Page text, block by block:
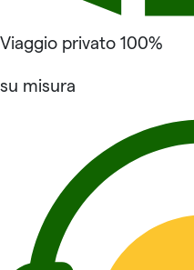
Viaggio privato 100%
su misura